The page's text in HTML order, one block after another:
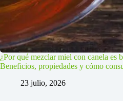
¿Por qué mezclar miel con canela es
Beneficios, propiedades y cómo
23 julio, 2026